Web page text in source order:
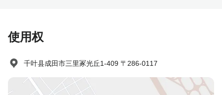
使用权
千叶县成田市三里冢光丘1-409 〒286-0117